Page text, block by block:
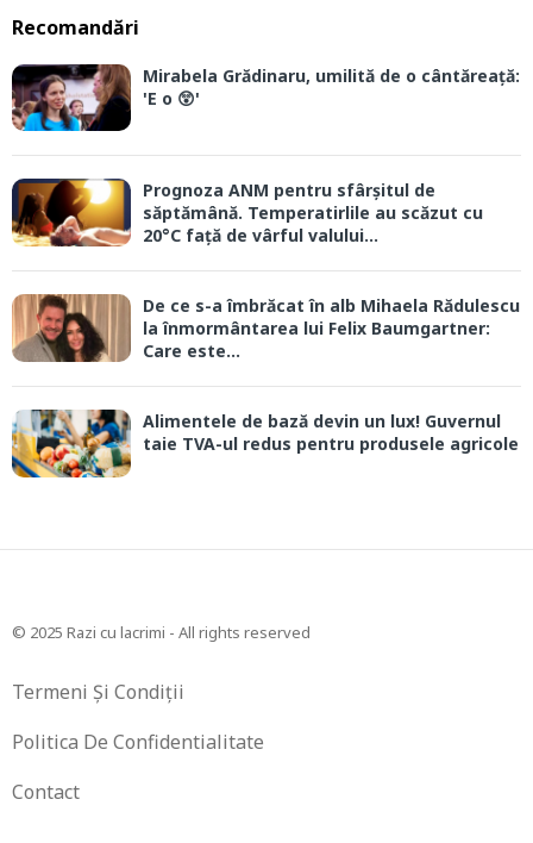
Recomandări
Mirabela Grădinaru, umilită de o cântăreață:
'E o 😲'
Prognoza ANM pentru sfârșitul de
săptămână. Temperatirlile au scăzut cu
20°C față de vârful valului...
De ce s-a îmbrăcat în alb Mihaela Rădulescu
la înmormântarea lui Felix Baumgartner:
Care este...
Alimentele de bază devin un lux! Guvernul
taie TVA-ul redus pentru produsele agricole
© 2025 Razi cu lacrimi - All rights reserved
Termeni Și Condiții
Politica De Confidentialitate
Contact